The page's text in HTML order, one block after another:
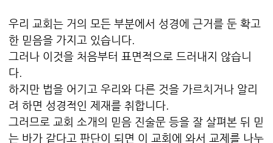
우리 교회는 거의 모든 부분에서 성경에 근거를 둔 확고
한 믿음을 가지고 있습니다.
그러나 이것을 처음부터 표면적으로 드러내지 않습니
다.
하지만 법을 어기고 우리와 다른 것을 가르치거나 알리
려 하면 성경적인 제재를 취합니다.
그러므로 교회 소개의 믿음 진술문 등을 잘 살펴본 뒤 믿
는 바가 같다고 판단이 되면 이 교회에 와서 교제를 나누